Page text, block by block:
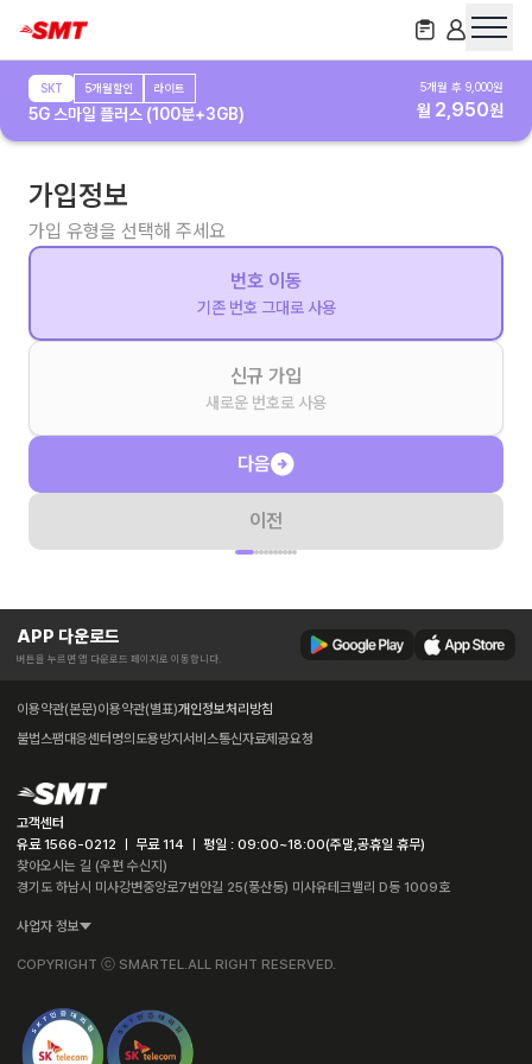
SKT 5개월할인 라이트
5G 스마일 플러스 (100분+3GB)
5개월 후 9,000원
월 2,950원
가입정보
가입 유형을 선택해 주세요
번호 이동
기존 번호 그대로 사용
신규 가입
새로운 번호로 사용
이전
다음
APP 다운로드
버튼을 누르면 앱 다운로드 페이지로 이동합니다.
이용약관(본문)이용약관(별표)개인정보처리방침
불법스팸대응센터 명의도용방지서비스통신자료제공요청
고객센터
유료 1566-0212 ㅣ 무료 114 ㅣ 평일 : 09:00~18:00(주말,공휴일 휴무)
찾아오시는 길 (우편 수신지)
경기도 하남시 미사강변중앙로7번안길 25(풍산동) 미사유테크밸리 D동 1009호
사업자 정보
COPYRIGHT ⓒ SMARTEL.ALL RIGHT RESERVED.